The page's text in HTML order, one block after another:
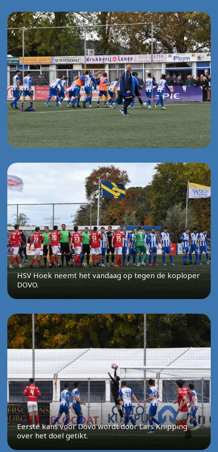
HSV Hoek neemt het vandaag op tegen de koploper
DOVO.
Eerste kans voor Dovo wordt door Lars Knipping
over het doel getikt.